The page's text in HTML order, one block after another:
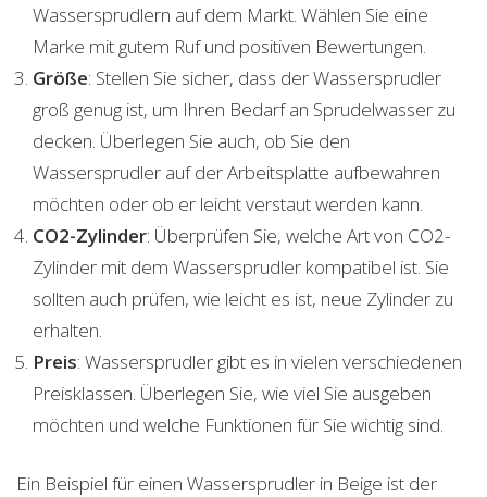
Wassersprudlern auf dem Markt. Wählen Sie eine
Marke mit gutem Ruf und positiven Bewertungen.
Größe: Stellen Sie sicher, dass der Wassersprudler
groß genug ist, um Ihren Bedarf an Sprudelwasser zu
decken. Überlegen Sie auch, ob Sie den
Wassersprudler auf der Arbeitsplatte aufbewahren
möchten oder ob er leicht verstaut werden kann.
CO2-Zylinder: Überprüfen Sie, welche Art von CO2-
Zylinder mit dem Wassersprudler kompatibel ist. Sie
sollten auch prüfen, wie leicht es ist, neue Zylinder zu
erhalten.
Preis: Wassersprudler gibt es in vielen verschiedenen
Preisklassen. Überlegen Sie, wie viel Sie ausgeben
möchten und welche Funktionen für Sie wichtig sind.
Ein Beispiel für einen Wassersprudler in Beige ist der